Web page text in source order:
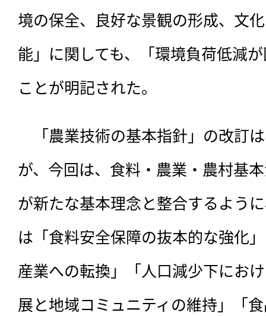
境の保全、良好な景観の形成、文
能」に関しても、「環境負荷低減
ことが明記された。
「農業技術の基本指針」の改訂
が、今回は、食料・農業・農村基
が新たな基本理念と整合するよう
は「食料安全保障の抜本的な強化
産業への転換」「人口減少下にお
展と地域コミュニティの維持」「